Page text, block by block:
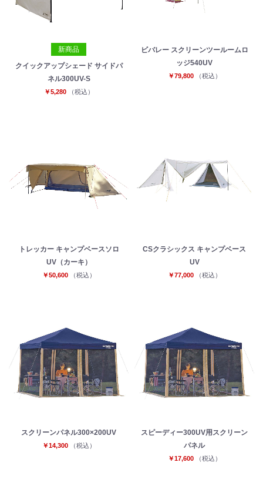
新商品
クイックアップシェード サイドパ
ネル300UV-S
￥5,280 （税込）
ビバレー スクリーンツールームロ
ッジ540UV
￥79,800 （税込）
トレッカー キャンプベースソロ
UV（カーキ）
￥50,600 （税込）
CSクラシックス キャンプベース
UV
￥77,000 （税込）
スクリーンパネル300×200UV
￥14,300 （税込）
スピーディー300UV用スクリーン
パネル
￥17,600 （税込）